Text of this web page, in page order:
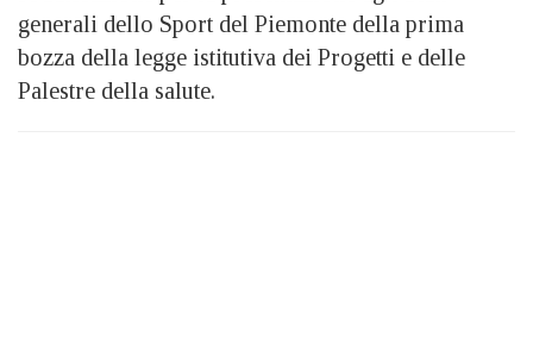
generali dello Sport del Piemonte della prima
bozza della legge istitutiva dei Progetti e delle
Palestre della salute.